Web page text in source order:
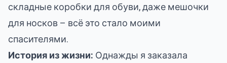
складные коробки для обуви, даже мешочки
для носков – всё это стало моими
спасителями.
История из жизни: Однажды я заказала